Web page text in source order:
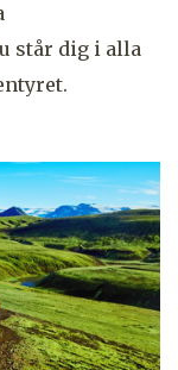
står dig i alla